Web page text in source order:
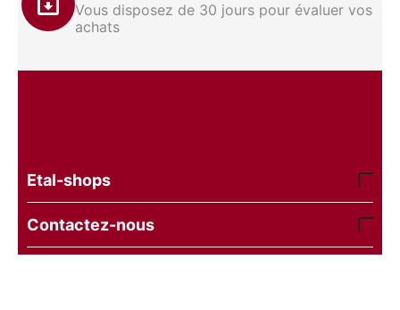
Vous disposez de 30 jours pour évaluer vos
achats
Etal-shops
Contactez-nous